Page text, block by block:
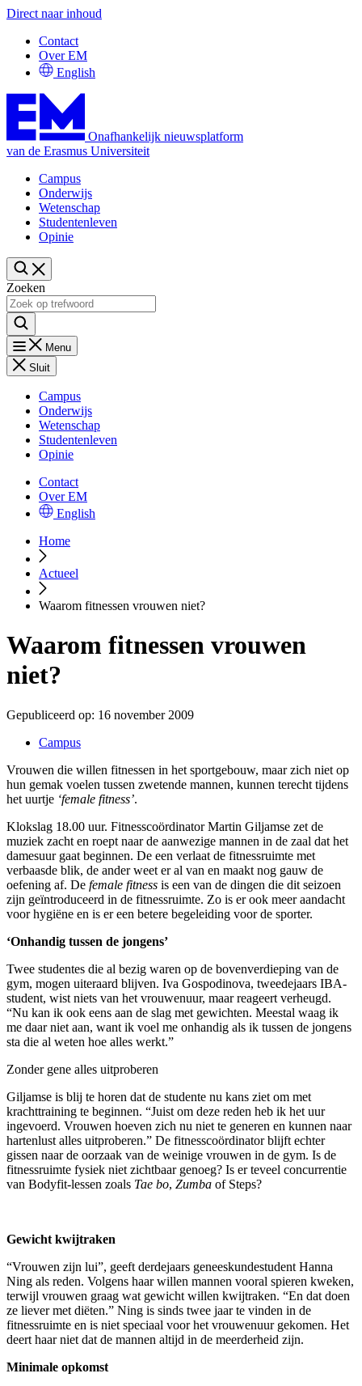
Direct naar inhoud
Contact
Over EM
English
Onafhankelijk nieuwsplatform
van de Erasmus Universiteit
Campus
Onderwijs
Wetenschap
Studentenleven
Opinie
Zoeken
Menu
Sluit
Campus
Onderwijs
Wetenschap
Studentenleven
Opinie
Contact
Over EM
English
Home
Actueel
Waarom fitnessen vrouwen niet?
Waarom fitnessen vrouwen
niet?
Gepubliceerd op: 16 november 2009
Campus
Vrouwen die willen fitnessen in het sportgebouw, maar zich niet op
hun gemak voelen tussen zwetende mannen, kunnen terecht tijdens
het uurtje ‘female fitness’.
Klokslag 18.00 uur. Fitnesscoördinator Martin Giljamse zet de
muziek zacht en roept naar de aanwezige mannen in de zaal dat het
damesuur gaat beginnen. De een verlaat de fitnessruimte met
verbaasde blik, de ander weet er al van en maakt nog gauw de
oefening af. De female fitness is een van de dingen die dit seizoen
zijn geïntroduceerd in de fitnessruimte. Zo is er ook meer aandacht
voor hygiëne en is er een betere begeleiding voor de sporter.
‘Onhandig tussen de jongens’
Twee studentes die al bezig waren op de bovenverdieping van de
gym, mogen uiteraard blijven. Iva Gospodinova, tweedejaars IBA-
student, wist niets van het vrouwenuur, maar reageert verheugd.
“Nu kan ik ook eens aan de slag met gewichten. Meestal waag ik
me daar niet aan, want ik voel me onhandig als ik tussen de jongens
sta die al weten hoe alles werkt.”
Zonder gene alles uitproberen
Giljamse is blij te horen dat de studente nu kans ziet om met
krachttraining te beginnen. “Juist om deze reden heb ik het uur
ingevoerd. Vrouwen hoeven zich nu niet te generen en kunnen naar
hartenlust alles uitproberen.” De fitnesscoördinator blijft echter
gissen naar de oorzaak van de weinige vrouwen in de gym. Is de
fitnessruimte fysiek niet zichtbaar genoeg? Is er teveel concurrentie
van Bodyfit-lessen zoals Tae bo, Zumba of Steps?
Gewicht kwijtraken
“Vrouwen zijn lui”, geeft derdejaars geneeskundestudent Hanna
Ning als reden. Volgens haar willen mannen vooral spieren kweken,
terwijl vrouwen graag wat gewicht willen kwijtraken. “En dat doen
ze liever met diëten.” Ning is sinds twee jaar te vinden in de
fitnessruimte en is niet speciaal voor het vrouwenuur gekomen. Het
deert haar niet dat de mannen altijd in de meerderheid zijn.
Minimale opkomst